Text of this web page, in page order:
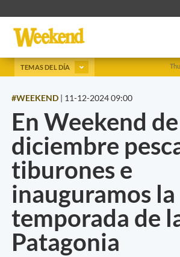
TEMAS DEL DÍA
#WEEKEND | 11-12-2024 09:00
En Weekend de
diciembre
tiburones e
inauguramos la
temporada de
Patagonia